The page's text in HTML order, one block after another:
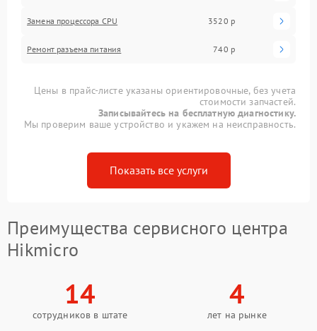
Замена процессора CPU 3520 р
Ремонт разъема питания 740 р
Цены в прайс-листе указаны ориентировочные, без учета
стоимости запчастей.
Записывайтесь на бесплатную диагностику.
Мы проверим ваше устройство и укажем на неисправность.
Показать все услуги
Преимущества сервисного центра
Hikmicro
14
сотрудников в штате
4
лет на рынке